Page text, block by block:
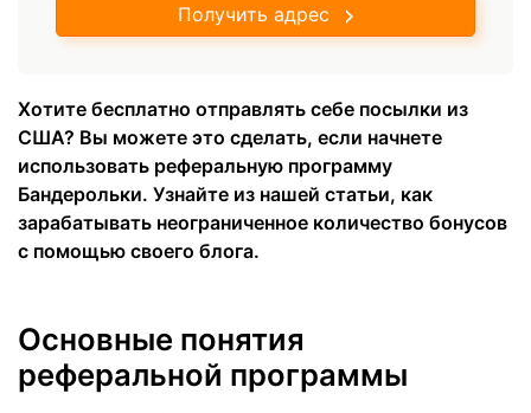
Получить адрес
Хотите бесплатно отправлять себе посылки из
США? Вы можете это сделать, если начнете
использовать реферальную программу
Бандерольки. Узнайте из нашей статьи, как
зарабатывать неограниченное количество бонусов
с помощью своего блога.
Основные понятия
реферальной программы